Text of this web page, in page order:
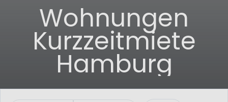
Wohnungen
Kurzzeitmiete
Hamburg